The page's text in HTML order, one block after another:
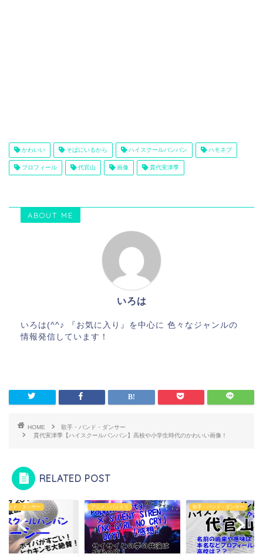
かわいい そばにいるから ハイスクールバンバン ハモネプ
プロフィール 代官山 画像 貫代実津季
ABOUT ME
いろは
いろは(^^♪ 『お気に入り』を中心に 色々なジャンルの
情報発信しています！
HOME
歌手・バンド・ダンサー
貫代実津季【ハイスクールバンバン】高校や小学生時代のかわいい画像！
RELATED POST
バンド・ダンサー アニメ・バンドリ 歌手・バンド・ダンサー